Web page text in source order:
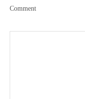
Comment